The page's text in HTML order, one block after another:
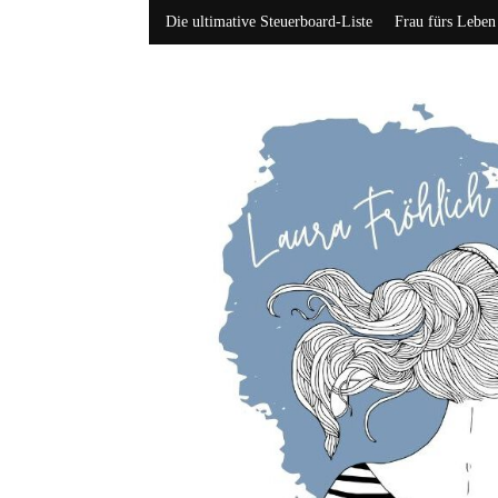
Die ultimative Steuerboard-Liste Frau fürs Leben